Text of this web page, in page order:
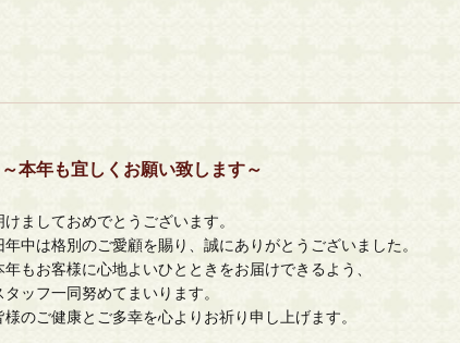
～本年も宜しくお願い致します～
けましておめでとうございます。
年中は格別のご愛顧を賜り、誠にありがとうございました。
年もお客様に心地よいひとときをお届けできるよう、
タッフ一同努めてまいります。
様のご健康とご多幸を心よりお祈り申し上げます。